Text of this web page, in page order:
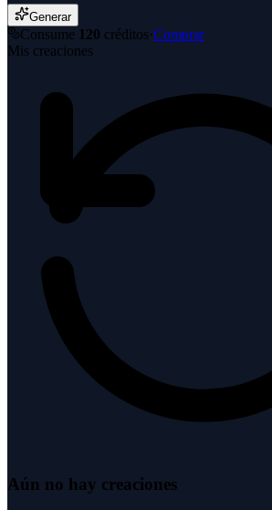
Generar
Consume 120 créditos·Comprar
Mis creaciones
Aún no hay creaciones